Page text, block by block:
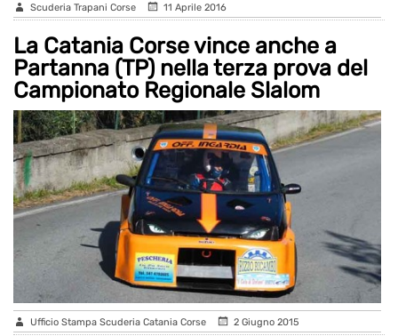
Scuderia Trapani Corse 11 Aprile 2016
La Catania Corse vince anche a
Partanna (TP) nella terza prova del
Campionato Regionale Slalom
Ufficio Stampa Scuderia Catania Corse 2 Giugno 2015